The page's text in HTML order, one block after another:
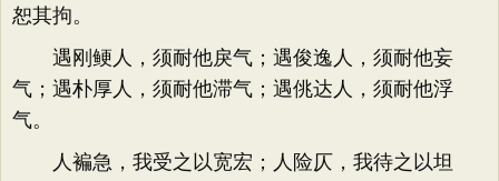
恕其拘。
遇刚鲠人，须耐他戾气；遇俊逸人，须耐他妄
气；遇朴厚人，须耐他滞气；遇佻达人，须耐他浮
气。
人褊急，我受之以宽宏；人险仄，我待之以坦